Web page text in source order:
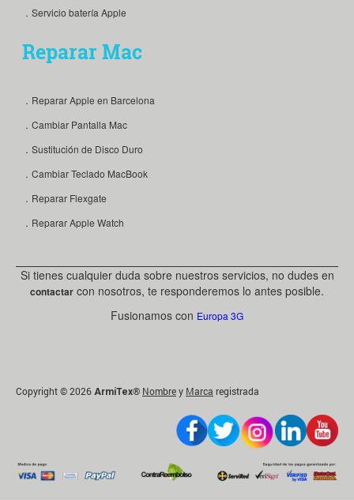
．Servicio batería Apple
Reparar Mac
．Reparar Apple en Barcelona
．Cambiar Pantalla Mac
．Sustitución de Disco Duro
．Cambiar Teclado MacBook
．Reparar Flexgate
．Reparar Apple Watch
Si tienes cualquier duda sobre nuestros servicios, no dudes en
contactar con nosotros, te responderemos lo antes posible.
Fusionamos con Europa 3G
Copyright © 2026 ArmiTex® Nombrey Marca registrada